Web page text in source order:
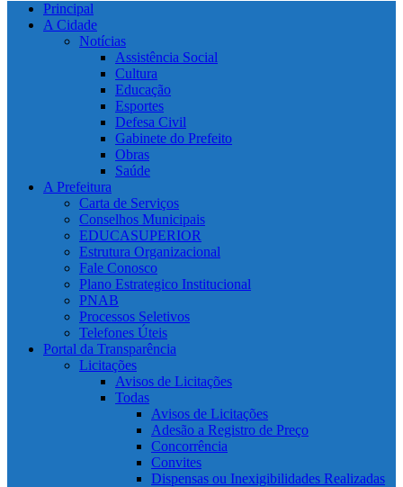
Principal
A Cidade
Notícias
Assistência Social
Cultura
Educação
Esportes
Defesa Civil
Gabinete do Prefeito
Obras
Saúde
A Prefeitura
Carta de Serviços
Conselhos Municipais
EDUCASUPERIOR
Estrutura Organizacional
Fale Conosco
Plano Estrategico Institucional
PNAB
Processos Seletivos
Telefones Úteis
Portal da Transparência
Licitações
Avisos de Licitações
Todas
Avisos de Licitações
Adesão a Registro de Preço
Concorrência
Convites
Dispensas ou Inexigibilidades Realizadas